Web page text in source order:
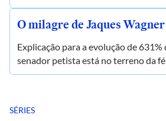
O milagre de Jaques Wagner
Explicação para a evolução de
senador petista está no terreno da fé
SÉRIES